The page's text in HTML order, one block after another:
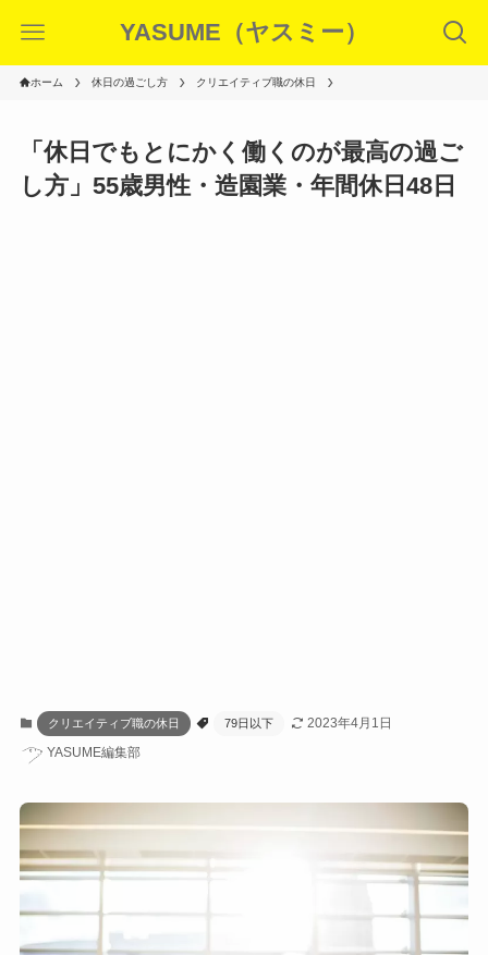
YASUME（ヤスミー）
ホーム 休日の過ごし方 クリエイティブ職の休日
「休日でもとにかく働くのが最高の過ご
し方」55歳男性・造園業・年間休日48日
クリエイティブ職の休日 79日以下
2023年4月1日
YASUME編集部